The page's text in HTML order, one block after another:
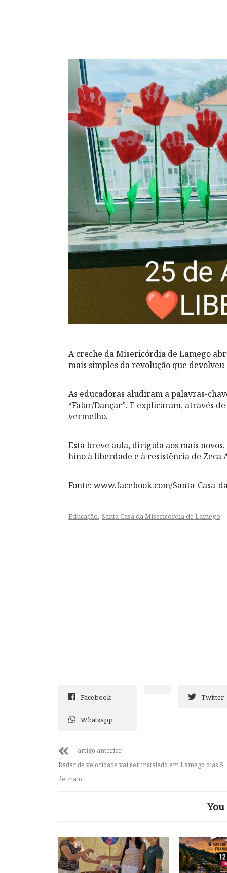
A creche da Misericórdia de Lamego
mais simples da revolução que
As educadoras aludiram a palavras-
“Falar/Dançar”. E explicaram, através
vermelho.
Esta breve aula, dirigida aos mais
hino à liberdade e à resistência de Zeca
Fonte: www.facebook.com/Santa-Casa-
Educação, Santa Casa da Misericórdia de Lamego
Facebook Twitter
Whatsapp
artigo anterior
Radar de velocidade vai ser instalado em Lamego dias 5,
de maio